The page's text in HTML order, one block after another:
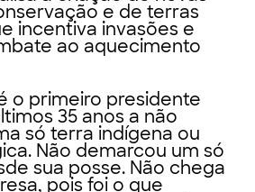
e de terras
incentiva invasões e
ao aquecimento
o primeiro presidente
35 anos a não
só terra indígena ou
Não demarcou um só
sua posse. Não chega
pois foi o que